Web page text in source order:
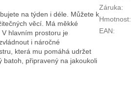
na týden i déle. Můžete k
věcí. Má měkké
hlavním prostoru je
i náročné
která mu pomáhá udržet
batoh, připravený na jakoukoli
Záruka:
Hmotnost:
EAN: